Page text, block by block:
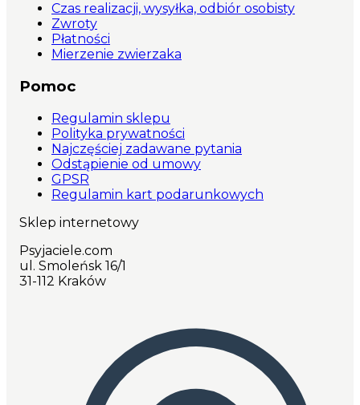
Czas realizacji, wysyłka, odbiór osobisty
Zwroty
Płatności
Mierzenie zwierzaka
Pomoc
Regulamin sklepu
Polityka prywatności
Najczęściej zadawane pytania
Odstąpienie od umowy
GPSR
Regulamin kart podarunkowych
Sklep internetowy
Psyjaciele.com
ul. Smoleńsk 16/1
31-112 Kraków